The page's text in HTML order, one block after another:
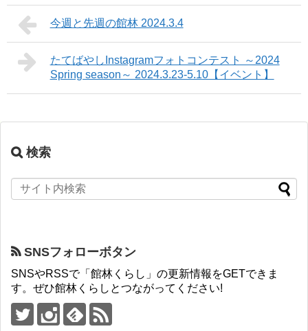
今週と先週の館林 2024.3.4
たてばやしInstagramフォトコンテスト ～2024
Spring season～ 2024.3.23-5.10【イベント】
検索
SNSフォローボタン
SNSやRSSで「館林くらし」の更新情報をGETできま
す。ぜひ館林くらしとつながってください!